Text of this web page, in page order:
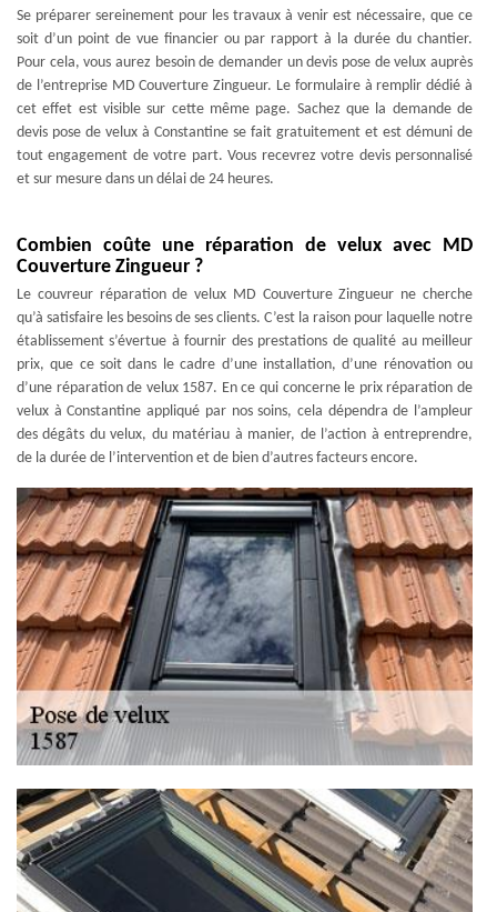
Se préparer sereinement pour les travaux à venir est nécessaire, que ce
soit d’un point de vue financier ou par rapport à la durée du chantier.
Pour cela, vous aurez besoin de demander un devis pose de velux auprès
de l’entreprise MD Couverture Zingueur. Le formulaire à remplir dédié à
cet effet est visible sur cette même page. Sachez que la demande de
devis pose de velux à Constantine se fait gratuitement et est démuni de
tout engagement de votre part. Vous recevrez votre devis personnalisé
et sur mesure dans un délai de 24 heures.
Combien coûte une réparation de velux avec MD
Couverture Zingueur ?
Le couvreur réparation de velux MD Couverture Zingueur ne cherche
qu’à satisfaire les besoins de ses clients. C’est la raison pour laquelle notre
établissement s’évertue à fournir des prestations de qualité au meilleur
prix, que ce soit dans le cadre d’une installation, d’une rénovation ou
d’une réparation de velux 1587. En ce qui concerne le prix réparation de
velux à Constantine appliqué par nos soins, cela dépendra de l’ampleur
des dégâts du velux, du matériau à manier, de l’action à entreprendre,
de la durée de l’intervention et de bien d’autres facteurs encore.